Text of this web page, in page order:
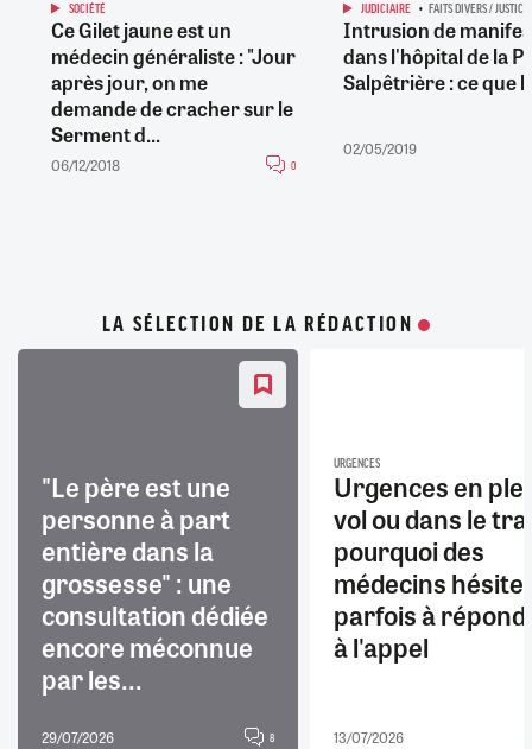
SOCIÉTÉ
Ce Gilet jaune est un
médecin généraliste : "Jour
après jour, on me
demande de cracher sur le
Serment d...
06/12/2018 0
JUDICIAIRE FAITS DIVERS / JUSTICE
Intrusion de
dans l'hôpital de la
Salpêtrière : ce que
02/05/2019
LA SÉLECTION DE LA RÉDACTION
"Le père est une
personne à part
entière dans la
grossesse" : une
consultation dédiée
encore méconnue
par les...
29/07/2026 8
URGENCES
Urgences en
vol ou dans le
pourquoi des
médecins
parfois à
à l'appel
13/07/2026